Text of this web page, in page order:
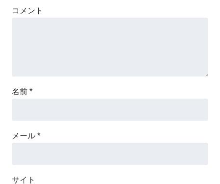
コメント
名前 *
メール *
サイト